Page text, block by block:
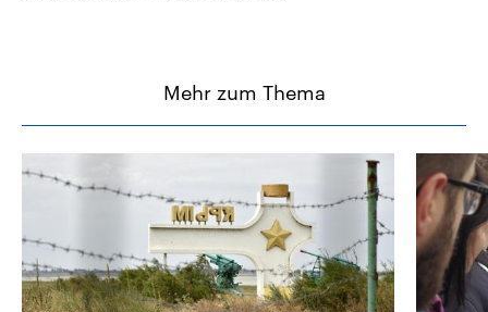
Mehr zum Thema